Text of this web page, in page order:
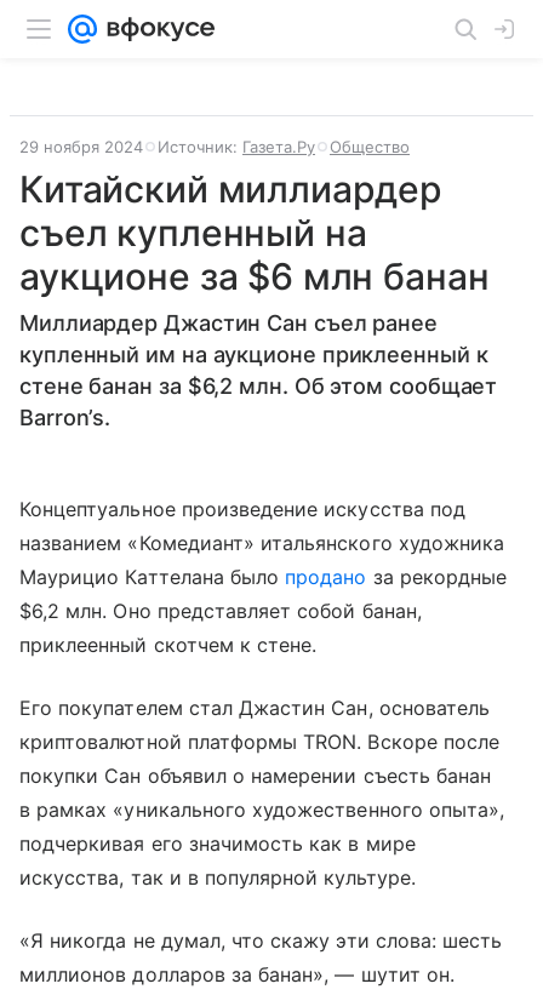
29 ноября 2024 Источник: Газета.Ру Общество
Китайский миллиардер
съел купленный на
аукционе за $6 млн банан
Миллиардер Джастин Сан съел ранее
купленный им на аукционе приклеенный к
стене банан за $6,2 млн. Об этом сообщает
Barron’s.
Концептуальное произведение искусства под
названием «Комедиант» итальянского художника
Маурицио Каттелана было продано за рекордные
$6,2 млн. Оно представляет собой банан,
приклеенный скотчем к стене.
Его покупателем стал Джастин Сан, основатель
криптовалютной платформы TRON. Вскоре после
покупки Сан объявил о намерении съесть банан
в рамках «уникального художественного опыта»,
подчеркивая его значимость как в мире
искусства, так и в популярной культуре.
«Я никогда не думал, что скажу эти слова: шесть
миллионов долларов за банан», — шутит он.